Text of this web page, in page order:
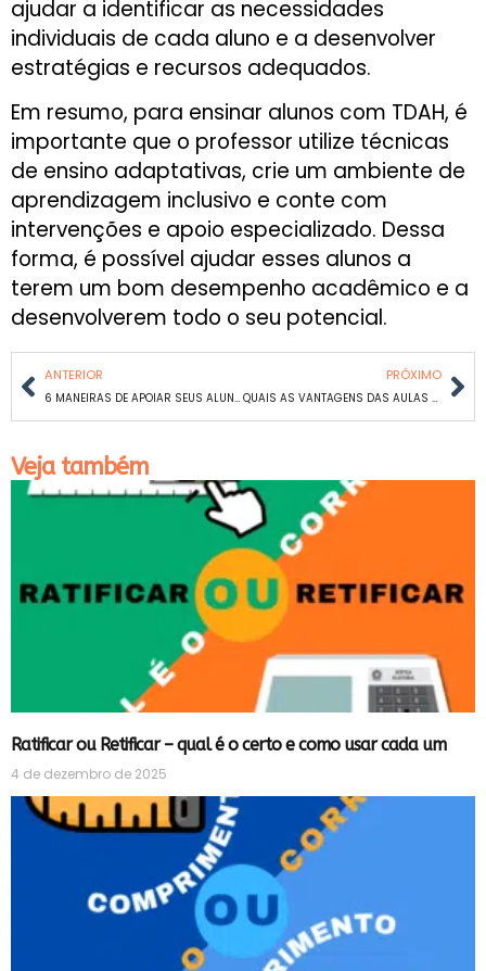
ajudar a identificar as necessidades
individuais de cada aluno e a desenvolver
estratégias e recursos adequados.
Em resumo, para ensinar alunos com TDAH, é
importante que o professor utilize técnicas
de ensino adaptativas, crie um ambiente de
aprendizagem inclusivo e conte com
intervenções e apoio especializado. Dessa
forma, é possível ajudar esses alunos a
terem um bom desempenho acadêmico e a
desenvolverem todo o seu potencial.
ANTERIOR
6 MANEIRAS DE APOIAR SEUS ALUNOS COM ALTAS HABILIDADES E TALENTOSOS! DICAS PARA PROFESSORES E PAIS
PRÓXIMO
QUAIS AS VANTAGENS DAS AULAS PARTICULARES?
Veja também
Ratificar ou Retificar – qual é o certo e como usar cada um
4 de dezembro de 2025